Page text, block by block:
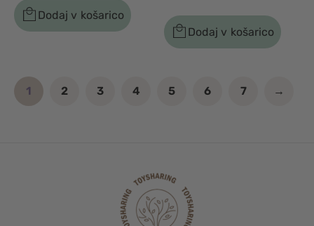
Dodaj v košarico
Dodaj v košarico
1 2 3 4 5 6 7 →